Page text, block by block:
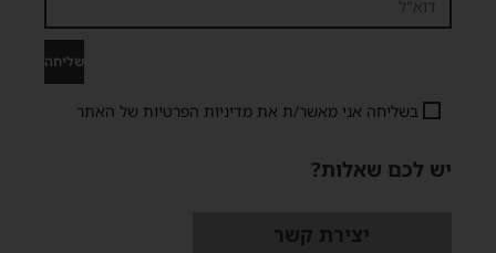
בשליחה אני מאשר/ת את מדיניות הפרטיות של האתר
שליחה
יש לכם שאלות?
יצירת קשר